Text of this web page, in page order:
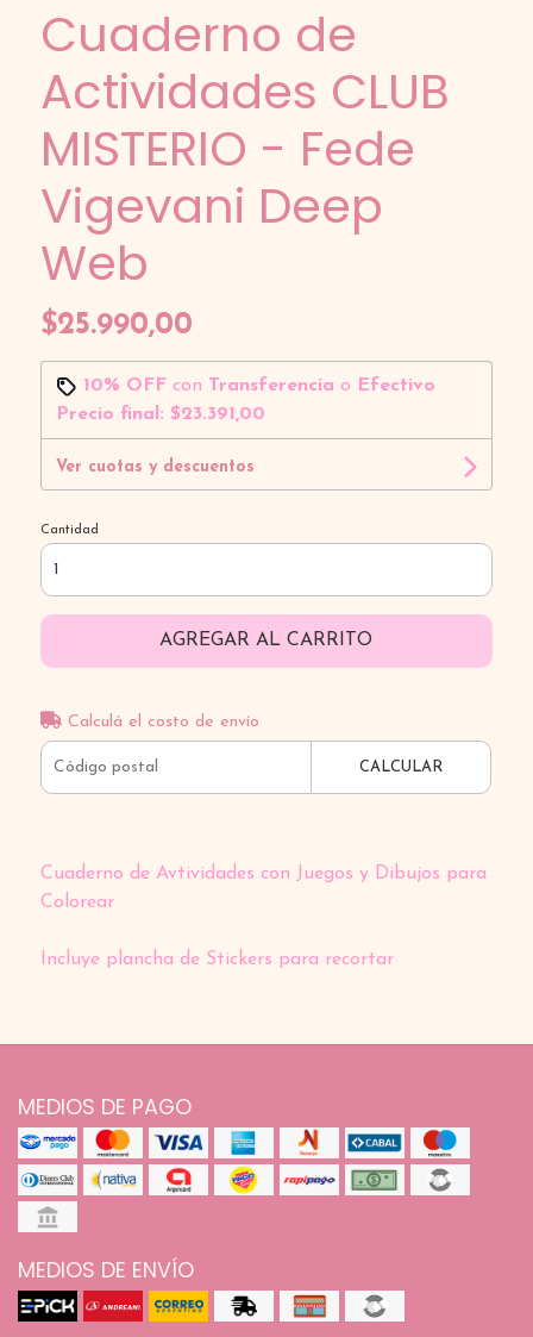
Cuaderno de
Actividades CLUB
MISTERIO - Fede
Vigevani Deep
Web
$25.990,00
10% OFFcon Transferencia o Efectivo
Precio final: $23.391,00
Ver cuotas y descuentos
Cantidad
AGREGAR AL CARRITO
Calculá el costo de envío
CALCULAR
Cuaderno de Avtividades con Juegos y Dibujos para
Colorear
Incluye plancha de Stickers para recortar
MEDIOS DE PAGO
MEDIOS DE ENVÍO